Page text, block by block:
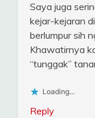
Saya juga
kejar-kejaran
berlumpur sih
Khawatirnya
“tunggak”
Loading...
Reply